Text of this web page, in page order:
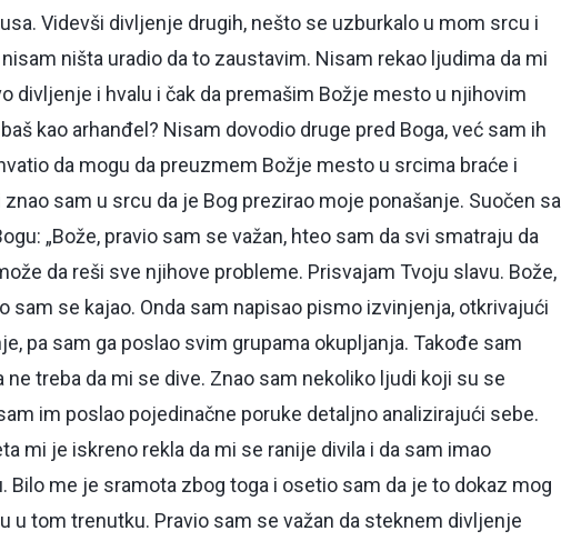
Videvši divljenje drugih, nešto se uzburkalo u mom srcu i
ništa uradio da to zaustavim. Nisam rekao ljudima da mi
divljenje i hvalu i čak da premašim Božje mesto u njihovim
kao arhanđel? Nisam dovodio druge pred Boga, već sam ih
da mogu da preuzmem Božje mesto u srcima braće i
sam u srcu da je Bog prezirao moje ponašanje. Suočen sa
„Bože, pravio sam se važan, hteo sam da svi smatraju da
da reši sve njihove probleme. Prisvajam Tvoju slavu. Bože,
sam se kajao. Onda sam napisao pismo izvinjenja, otkrivajući
pa sam ga poslao svim grupama okupljanja. Takođe sam
treba da mi se dive. Znao sam nekoliko ljudi koji su se
im poslao pojedinačne poruke detaljno analizirajući sebe.
mi je iskreno rekla da mi se ranije divila i da sam imao
me je sramota zbog toga i osetio sam da je to dokaz mog
u tom trenutku. Pravio sam se važan da steknem divljenje